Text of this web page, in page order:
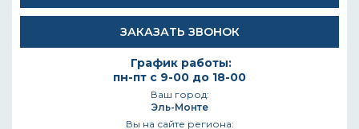
ЗАКАЗАТЬ ЗВОНОК
График работы:
пн-пт с 9-00 до 18-00
Ваш город:
Эль-Монте
Вы на сайте региона: